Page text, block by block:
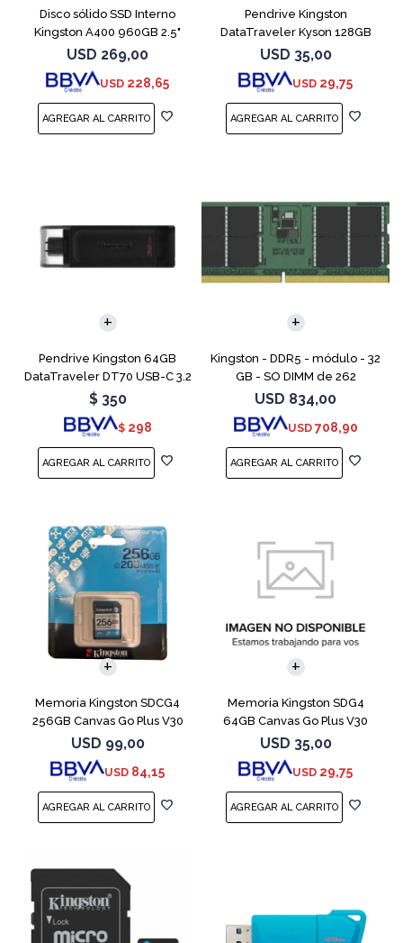
Disco sólido SSD Interno
Kingston A400 960GB 2.5"
SATA 3
USD 269,00
USD 228,65
Pendrive Kingston
DataTraveler Kyson 128GB
USB 3.2
USD 35,00
USD 29,75
Pendrive Kingston 64GB
DataTraveler DT70 USB-C 3.2
$ 350
$ 298
Kingston - DDR5 - módulo - 32
GB - SO DIMM de 262
contactos - 5600 MT/s / PC5-
44800 - CL46 - 1.1 V - sin
búfer - no ECC
USD 834,00
USD 708,90
Memoria Kingston SDCG4
256GB Canvas Go Plus V30
USD 99,00
USD 84,15
Memoria Kingston SDG4
64GB Canvas Go Plus V30
USD 35,00
USD 29,75